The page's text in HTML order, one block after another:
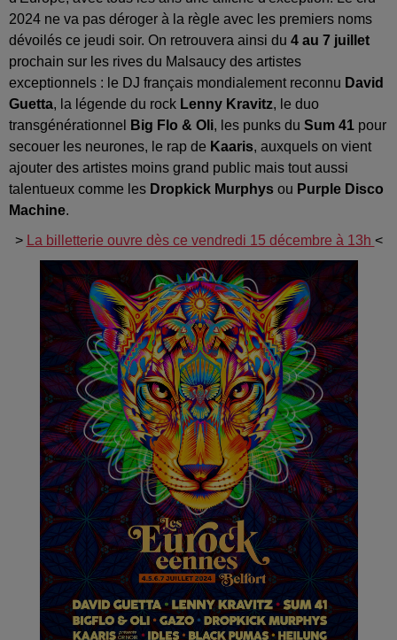
2024 ne va pas déroger à la règle avec les premiers noms
dévoilés ce jeudi soir. On retrouvera ainsi du 4 au 7 juillet
prochain sur les rives du Malsaucy des artistes
exceptionnels : le DJ français mondialement reconnu David
Guetta, la légende du rock Lenny Kravitz, le duo
transgénérationnel
Big Flo & Oli, les punks du Sum 41 pour
secouer les neurones, le rap de Kaaris, auxquels on vient
ajouter des artistes moins grand public mais tout aussi
talentueux comme les Dropkick Murphys ou Purple Disco
Machine.
> La billetterie ouvre dès ce vendredi 15 décembre à 13h <